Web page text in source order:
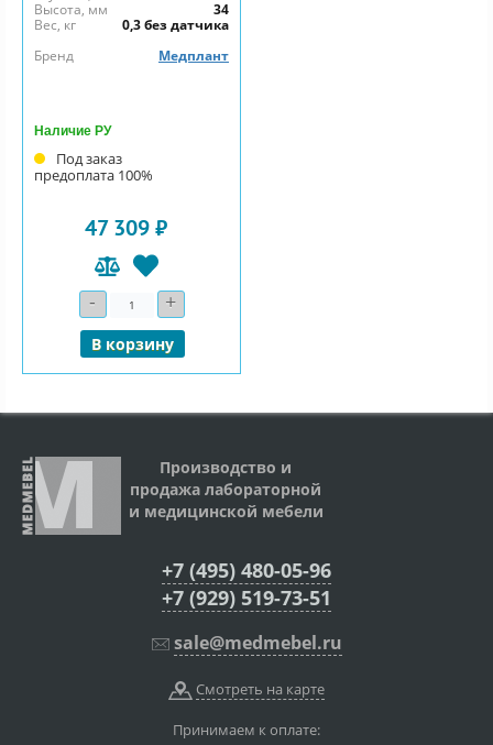
Высота, мм
34
Вес, кг
0,3 без датчика
Бренд
Медплант
Наличие РУ
Под заказ
предоплата 100%
47 309 ₽
- Количество+
В корзину
Производство и
продажа лабораторной
и медицинской мебели
+7 (495) 480-05-96
+7 (929) 519-73-51
sale@medmebel.ru
Смотреть на карте
Принимаем к оплате: